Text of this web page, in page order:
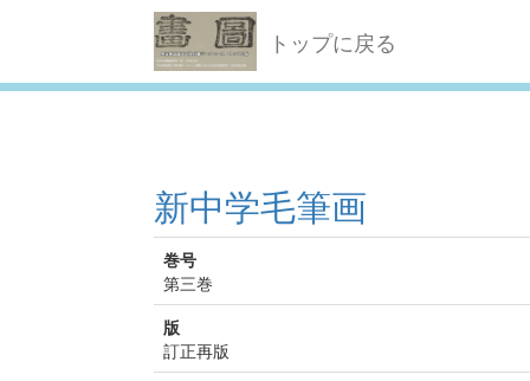
トップに戻る
新中学毛筆画
巻号
第三巻
版
訂正再版